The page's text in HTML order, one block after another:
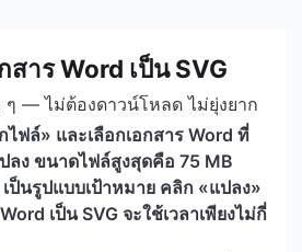
สาร Word เป็น SVG
ๆ — ไม่ต้องดาวน์โหลด ไม่ยุ่งยาก
ไฟล์» และเลือกเอกสาร Word ที่
ลง ขนาดไฟล์สูงสุดคือ 75 MB
เป็นรูปแบบเป้าหมาย คลิก «แปลง»
เป็น SVG จะใช้เวลาเพียงไม่กี่